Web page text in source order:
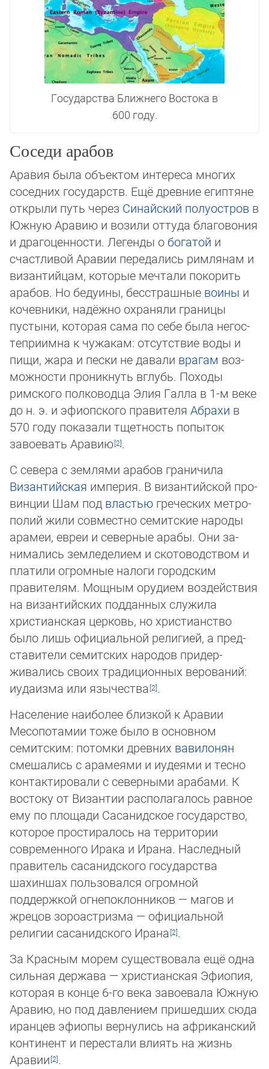
Государства Ближнего Востока в
600 году.
Соседи арабов
Аравия была объектом интереса многих
соседних государств. Ещё древние египтяне
от­кры­ли путь через Синайский полуостров в
Южную Аравию и возили оттуда бла­го­во­ния
и драгоценности. Легенды о богатой и
счастливой Аравии передались римля­нам и
ви­зан­тийцам, которые мечтали покорить
арабов. Но бедуины, бесстраш­ные вои­ны и
ко­чев­ники, надёжно охраняли границы
пустыни, которая сама по себе была не­гос­
те­при­им­на к чужакам: отсутствие воды и
пищи, жара и пески не давали врагам воз­
мож­нос­ти про­ник­нуть вглубь. Походы
римского полководца Элия Галла в 1-м веке
до н. э. и эфи­оп­ского правителя Абрахи в
570 году показали тщетность попыток
завоевать Ара­вию .
С севера с землями арабов граничила
Византийская империя. В византийской про­
вин­ции Шам под властью греческих мет­ро­
по­лий жили совместно семитские народы
арамеи, евреи и северные арабы. Они за­
нимались земледелием и ско­то­вод­ст­вом и
платили огромные налоги городским
правителям. Мощным орудием воз­дей­ст­вия
на византийских под­дан­ных слу­жи­ла
христианская церковь, но христианство
было лишь официальной рели­ги­ей, а пред­
ста­вители семитских на­ро­дов при­дер­
живались своих традиционных верований:
иудаизма или язычества
.
Население наиболее близкой к Аравии
Месопотамии тоже было в основном
семитским: потомки древних вавилонян
сме­ша­лись с арамеями и иудеями и тесно
контактировали с северными арабами. К
востоку от Византии располагалось рав­ное
ему по площади Сасанидское государство,
которое простиралось на территории
современного Ирака и Ирана. Нас­лед­ный
пра­ви­тель сасанидского государства
шахиншах пользовался огромной
поддержкой огнепоклонников — магов и
жре­цов зо­ро­ас­тризма — официальной
религии сасанидского Ирана
.
За Красным морем существовала ещё одна
сильная держава — христианская Эфиопия,
которая в конце 6-го века завоевала Южную
Аравию, но под давлением пришедших сюда
иранцев эфиопы вернулись на африканский
континент и перестали вли­ять на жизнь
Аравии
.